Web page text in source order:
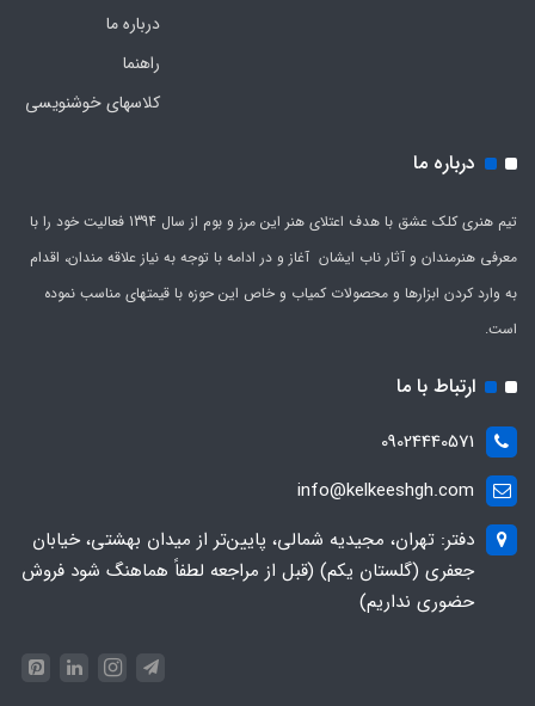
درباره ما
راهنما
کلاسهای خوشنویسی
درباره ما
تیم هنری کلک عشق با هدف اعتلای هنر این مرز و بوم از سال 1394 فعالیت خود را با
معرفی هنرمندان و آثار ناب ایشان آغاز و در ادامه با توجه به نیاز علاقه مندان، اقدام
به وارد کردن ابزارها و محصولات کمیاب و خاص این حوزه با قیمتهای مناسب نموده
است.
ارتباط با ما
09024440571
info@kelkeeshgh.com
دفتر: تهران، مجیدیه شمالی، پایین‌تر از میدان بهشتی، خیابان
جعفری (گلستان یکم) (قبل از مراجعه لطفاً هماهنگ شود فروش
حضوری نداریم)